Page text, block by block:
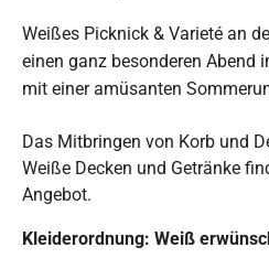
Weißes Picknick & Varieté an
einen ganz besonderen Abend
mit einer amüsanten
Das Mitbringen von Korb und
Weiße Decken und Getränke
Angebot.
Kleiderordnung: Weiß